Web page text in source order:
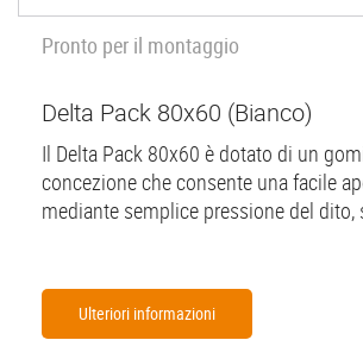
Pronto per il montaggio
Delta Pack 80x60 (Bianco)
Il Delta Pack 80x60 è dotato di un
concezione che consente una facile
mediante semplice pressione del dito,
Ulteriori informazioni